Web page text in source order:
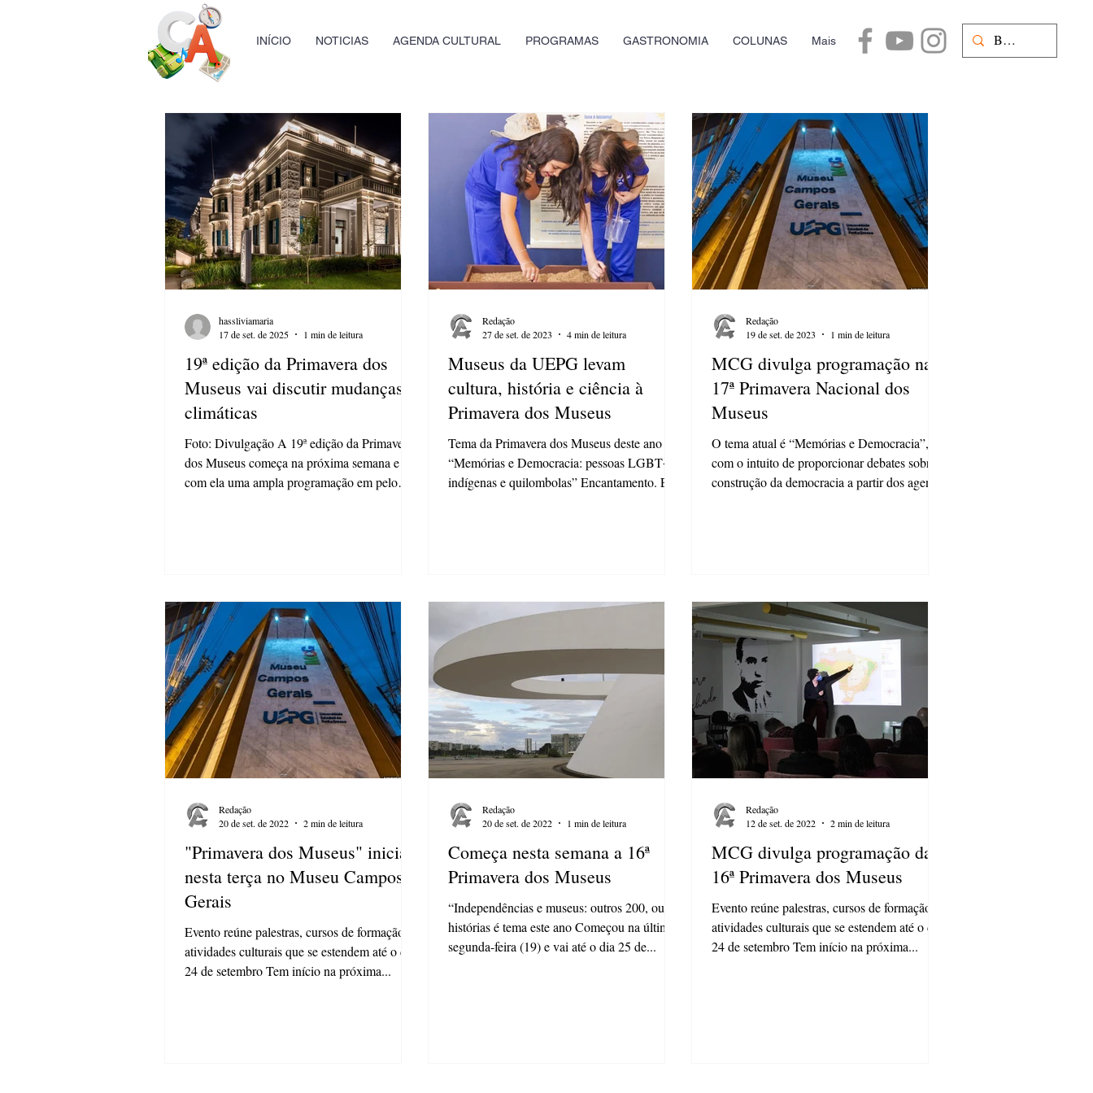
INÍCIO NOTICIAS AGENDA CULTURAL PROGRAMAS GASTRONOMIA COLUNAS Mais
19ª edição da Primavera dos
Museus vai discutir mudanças
climáticas
Foto: Divulgação A 19ª edição da Primavera
dos Museus começa na próxima semana e
com ela uma ampla programação em pelo
hassliviamaria
17 de set. de 2025
1 min de leitura
Museus da UEPG levam
cultura, história e ciência à
Primavera dos Museus
Tema da Primavera dos Museus deste ano foi:
“Memórias e Democracia: pessoas LGBT+,
indígenas e quilombolas” Encantamento. Em
Redação
27 de set. de 2023
4 min de leitura
MCG divulga programação na
17ª Primavera Nacional dos
Museus
O tema atual é “Memórias e Democracia”,
com o intuito de proporcionar debates sobre a
construção da democracia a partir dos agentes
Redação
19 de set. de 2023
1 min de leitura
"Primavera dos Museus" inicia
nesta terça no Museu Campos
Gerais
Evento reúne palestras, cursos de formação e
atividades culturais que se estendem até o dia
24 de setembro Tem início na próxima...
Redação
20 de set. de 2022
2 min de leitura
Começa nesta semana a 16ª
Primavera dos Museus
“Independências e museus: outros 200, outras
histórias é tema este ano Começou na última
segunda-feira (19) e vai até o dia 25 de...
Redação
20 de set. de 2022
1 min de leitura
MCG divulga programação da
16ª Primavera dos Museus
Evento reúne palestras, cursos de formação e
atividades culturais que se estendem até o dia
24 de setembro Tem início na próxima...
Redação
12 de set. de 2022
2 min de leitura